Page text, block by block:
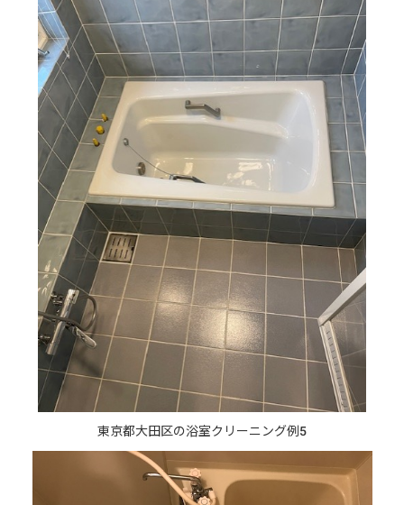
東京都大田区の浴室クリーニング例5